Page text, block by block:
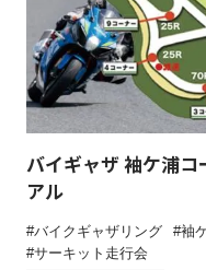
バイギャザ 袖ケ浦
アル
バイクギャザリング
袖
サーキット走行会